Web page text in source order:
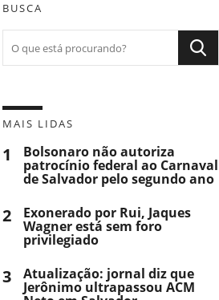
BUSCA
MAIS LIDAS
1 Bolsonaro não autoriza
patrocínio federal ao Carnaval
de Salvador pelo segundo ano
2 Exonerado por Rui, Jaques
Wagner está sem foro
privilegiado
3 Atualização: jornal diz que
Jerônimo ultrapassou ACM